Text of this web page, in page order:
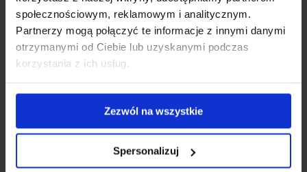
społecznościowym, reklamowym i analitycznym.
Partnerzy mogą połączyć te informacje z innymi danymi
otrzymanymi od Ciebie lub uzyskanymi podczas
korzystania z ich usług.
Zezwól na wszystkie
Spersonalizuj